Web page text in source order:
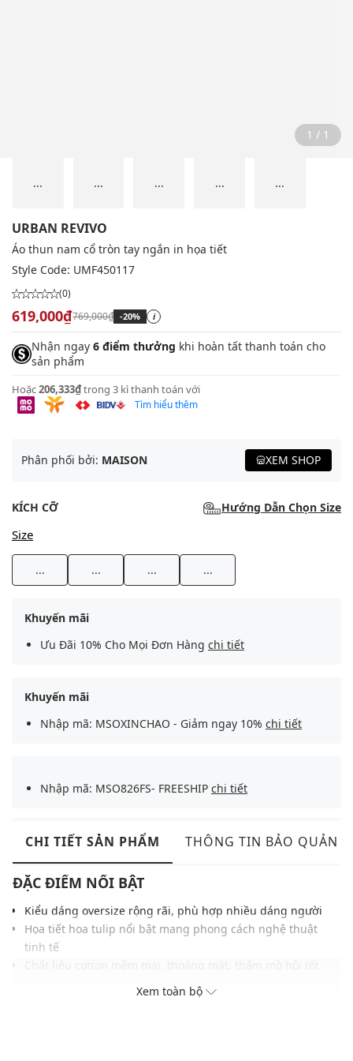
1 / 1
... ... ... ... ...
URBAN REVIVO
Áo thun nam cổ tròn tay ngắn in họa tiết
Style Code: UMF450117
(0)
619,000₫769,000₫ -20% i
Nhận ngay 6 điểm thưởng khi hoàn tất thanh toán cho
sản phẩm
Hoặc206,333₫trong 3 kì thanh toán với
Tìm hiểu thêm
Phân phối bởi: MAISON XEM SHOP
KÍCH CỠ Hướng Dẫn Chọn Size
Size
... ... ... ...
Khuyến mãi
Ưu Đãi 10% Cho Mọi Đơn Hàng chi tiết
Khuyến mãi
Nhập mã: MSOXINCHAO - Giảm ngay 10% chi tiết
Nhập mã: MSO826FS- FREESHIP chi tiết
CHI TIẾT SẢN PHẨM THÔNG TIN BẢO QUẢN
ĐẶC ĐIỂM NỔI BẬT
Kiểu dáng oversize rộng rãi, phù hợp nhiều dáng người
Họa tiết hoa tulip nổi bật mang phong cách nghệ thuật
tinh tế
Tông xám trung tính giúp họa tiết tím nổi bật
Cổ tròn đơn giản, dễ phối nhiều kiểu trang phục
Xem toàn bộ